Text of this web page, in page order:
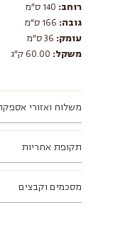
רוחב:
גובה:
עומק:
משקל:
משלוח ואזורי
ב. ניתן לתאם התקנה
ג. מוצר שמגיע
דרך הסטודיו
ד. אזורי אספקה:
תקופת אחריות
מסכמים וקבצים